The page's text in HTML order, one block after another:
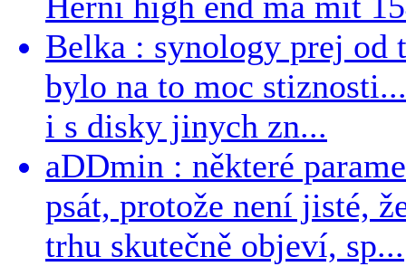
Belka : synology prej od
bylo na to moc
i s disky jinych zn...
aDDmin : některé
psát, protože není jisté,
trhu skutečně objeví, sp...